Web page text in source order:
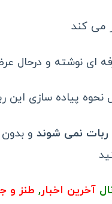
می کند
ای نوشته و درحال
پیاده سازی این
ربات نمی شوند و
آخرین اخبار, طنز و